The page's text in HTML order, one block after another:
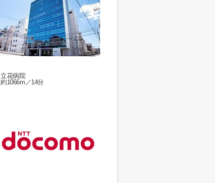
立花病院
約1066m／14分